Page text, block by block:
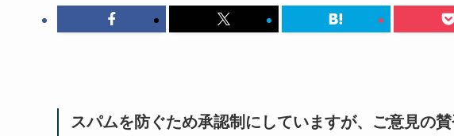
スパムを防ぐため承認制にしていますが、ご意見の